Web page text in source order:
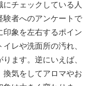
チェックしている人
験者へのアンケートで
印象を左右するポイン
レや洗面所の汚れ、
ます。逆にいえば、
気をしてアロマやお